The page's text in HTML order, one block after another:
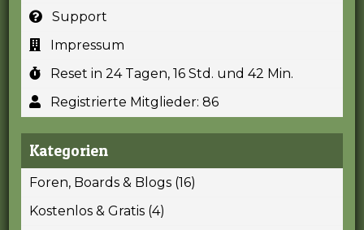
Support
Impressum
Reset in 24 Tagen, 16 Std. und 42 Min.
Registrierte Mitglieder: 86
Kategorien
Foren, Boards & Blogs (16)
Kostenlos & Gratis (4)